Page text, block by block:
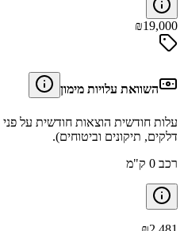
₪19,000
השוואת עלויות מימון
דלקים, תיקונים וביטוחים).
רכב 0 ק"מ